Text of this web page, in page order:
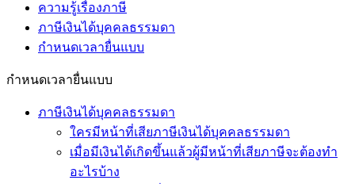
ความรู้เรื่องภาษี
ภาษีเงินได้บุคคลธรรมดา
กำหนดเวลายื่นแบบ
กำหนดเวลายื่นแบบ
ภาษีเงินได้บุคคลธรรมดา
ใครมีหน้าที่เสียภาษีเงินได้บุคคลธรรมดา
เมื่อมีเงินได้เกิดขึ้นแล้วผู้มีหน้าที่เสียภาษีจะต้องทำ
อะไรบ้าง